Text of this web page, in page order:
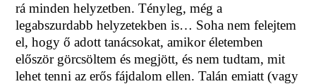
rá minden helyzetben. Tényleg, még a
legabszurdabb helyzetekben is… Soha nem felejtem
el, hogy ő adott tanácsokat, amikor életemben
először görcsöltem és megjött, és nem tudtam, mit
lehet tenni az erős fájdalom ellen. Talán emiatt (vagy